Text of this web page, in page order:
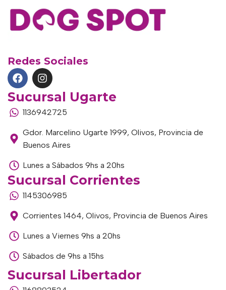
Redes Sociales
Sucursal Ugarte
1136942725
Gdor. Marcelino Ugarte 1999, Olivos, Provincia de
Buenos Aires
Lunes a Sábados 9hs a 20hs
Sucursal Corrientes
1145306985
Corrientes 1464, Olivos, Provincia de Buenos Aires
Lunes a Viernes 9hs a 20hs
Sábados de 9hs a 15hs
Sucursal Libertador